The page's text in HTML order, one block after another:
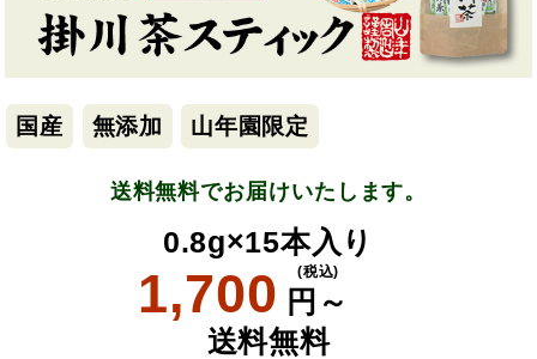
国産 無添加 山年園限定
送料無料でお届けいたします。
0.8g×15本入り
1,700 円～
(税込)
送料無料